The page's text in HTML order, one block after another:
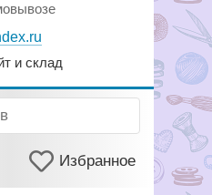
и склад
Избранное